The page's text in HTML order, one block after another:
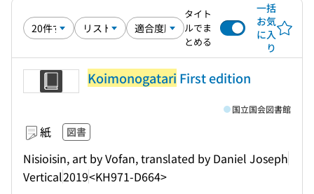
タイト
ルでま
とめる
一括
お気
に入
り
Koimonogatari First edition
紙 図書
Nisioisin, art by Vofan, translated by Daniel Joseph
Vertical2019<KH971-D664>
国立国会図書館